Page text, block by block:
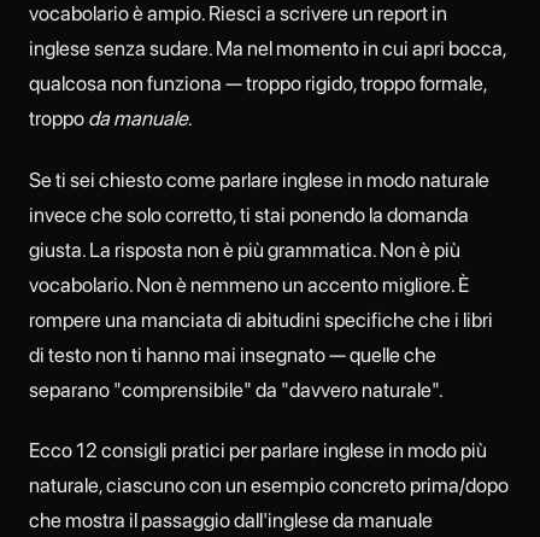
vocabolario è ampio. Riesci a scrivere un report in
inglese senza sudare. Ma nel momento in cui apri bocca,
qualcosa non funziona — troppo rigido, troppo formale,
troppo da manuale.
Se ti sei chiesto come parlare inglese in modo naturale
invece che solo corretto, ti stai ponendo la domanda
giusta. La risposta non è più grammatica. Non è più
vocabolario. Non è nemmeno un accento migliore. È
rompere una manciata di abitudini specifiche che i libri
di testo non ti hanno mai insegnato — quelle che
separano "comprensibile" da "davvero naturale".
Ecco 12 consigli pratici per parlare inglese in modo più
naturale, ciascuno con un esempio concreto prima/dopo
che mostra il passaggio dall'inglese da manuale